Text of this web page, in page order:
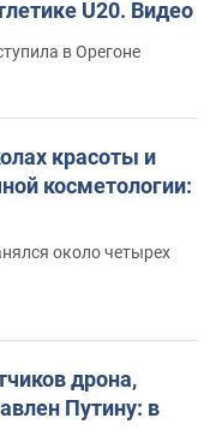
U20. Видео
в Орегоне
красоты и
косметологии:
около четырех
дрона,
Путину: в